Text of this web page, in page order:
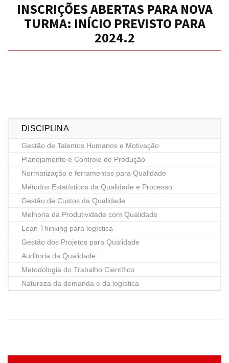
INSCRIÇÕES ABERTAS PARA NOVA
TURMA: INÍCIO PREVISTO PARA
2024.2
DISCIPLINA
Gestão de Talentos Humanos e Motivação
Planejamento e Controle de Produção
Normatização e ferramentas para Qualidade
Métodos Estatísticos da Qualidade e Processo
Gestão de Custos da Qualidade
Melhoria da Produtividade com Qualidade
Lean Thinking para logística
Gestão dos Projetos para Qualidade
Auditoria da Qualidade
Metodologia do Trabalho Científico
Natureza da demanda e da logística